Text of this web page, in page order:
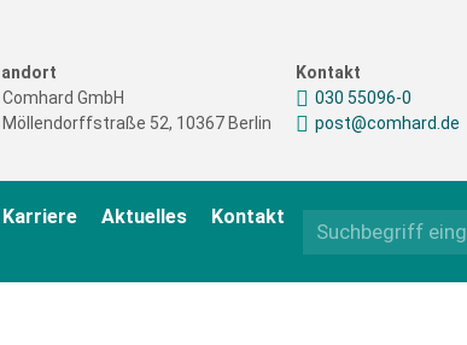
Comhard GmbH
Möllendorffstraße 52, 10367 Berlin
Kontakt
030 55096-0
post@comhard.de
Karriere Aktuelles Kontakt